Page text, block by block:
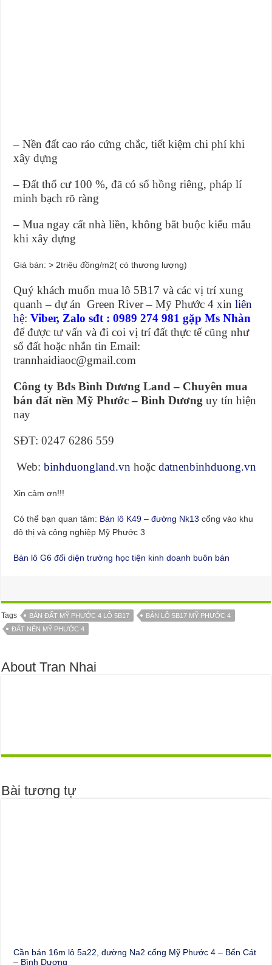
– Nền đất cao ráo cứng chắc, tiết kiệm chi phí khi
xây dựng
– Đất thổ cư 100 %, đã có sổ hồng riêng, pháp lí
minh bạch rõ ràng
– Mua ngay cất nhà liền, không bắt buộc kiểu mẫu
khi xây dựng
Giá bán: > 2triệu đồng/m2( có thương lượng)
Quý khách muốn mua lô 5B17 và các vị trí xung
quanh – dự án Green River – Mỹ Phước 4 xinliên
hệ:Viber, Zalosđt : 0989 274 981 gặp Ms Nhàn
để được tư vấn và đi coi vị trí đất thực tế cũng như
sổ đất hoặc nhắn tin Email:
trannhaidiaoc@gmail.com
Công ty Bđs Bình Dương Land – Chuyên mua
bán đất nền Mỹ Phước – Bình Dương uy tín hiện
nay
SĐT: 0247 6286 559
Web:binhduongland.vn hoặcdatnenbinhduong.vn
Xin cảm ơn!!!
Có thể bạn quan tâm: Bán lô K49 – đường Nk13 cổng vào khu
đô thị và công nghiệp Mỹ Phước 3
Bán lô G6 đối diện trường học tiện kinh doanh buôn bán
Tags BÁN ĐẤT MỸ PHƯỚC 4 LÔ 5B17
BÁN LÔ 5B17 MỸ PHƯỚC 4
ĐẤT NỀN MỸ PHƯỚC 4
About Tran Nhai
Bài tương tự
Cần bán 16m lô 5a22, đường Na2 cổng Mỹ Phước 4 – Bến Cát
– Bình Dương